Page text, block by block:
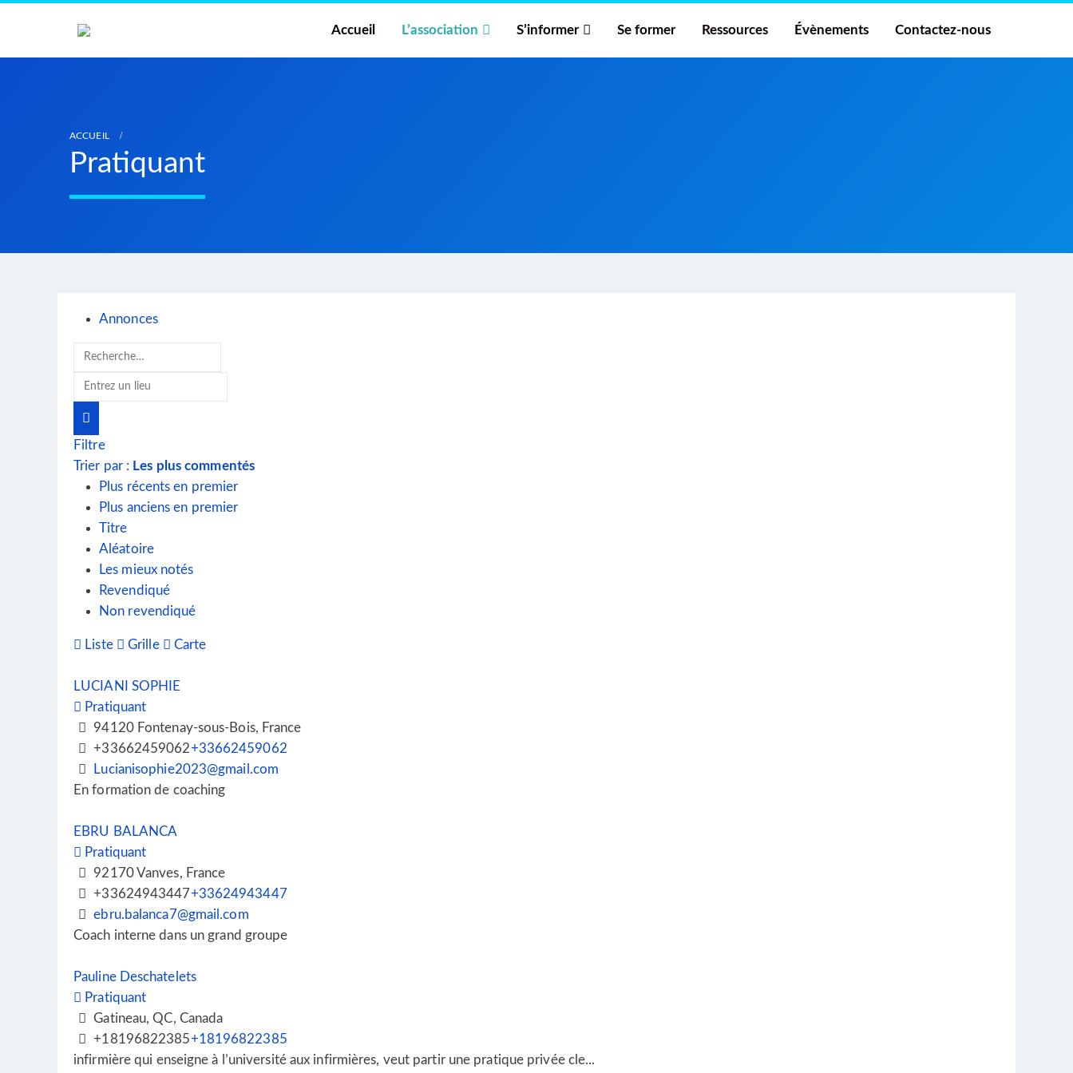
Accueil L’association S’informer Se former Ressources Évènements Contactez-nous
ACCUEIL
Pratiquant
Annonces
Filtre
Trier par : Les plus commentés
Plus récents en premier
Plus anciens en premier
Titre
Aléatoire
Les mieux notés
Revendiqué
Non revendiqué
Liste Grille Carte
LUCIANI SOPHIE
Pratiquant
94120 Fontenay-sous-Bois, France
+33662459062+33662459062
Lucianisophie2023@gmail.com
En formation de coaching
EBRU BALANCA
Pratiquant
92170 Vanves, France
+33624943447+33624943447
ebru.balanca7@gmail.com
Coach interne dans un grand groupe
Pauline Deschatelets
Pratiquant
Gatineau, QC, Canada
+18196822385+18196822385
infirmière qui enseigne à l’université aux infirmières, veut partir une pratique privée cle...